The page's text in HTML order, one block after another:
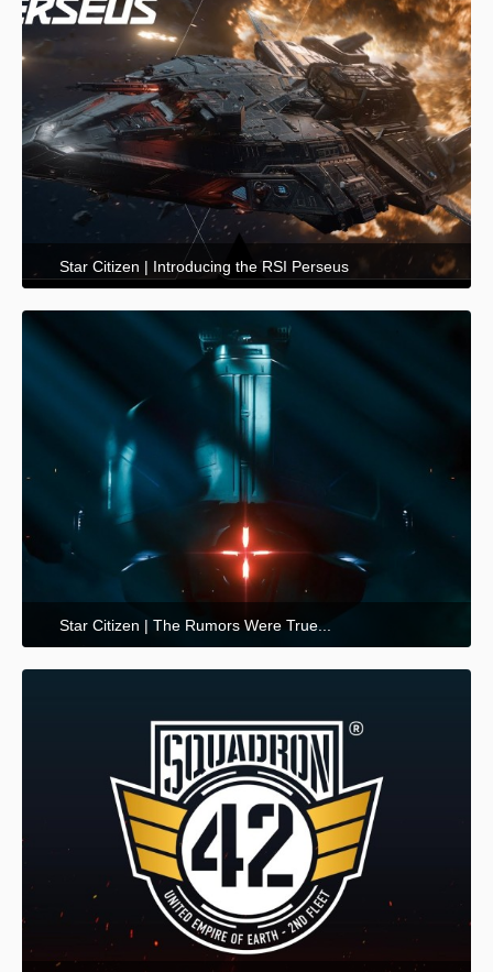
Star Citizen | Introducing the RSI Perseus
21. November 2025 um 00:06
Star Citizen | The Rumors Were True...
15. Mai 2025 um 10:27